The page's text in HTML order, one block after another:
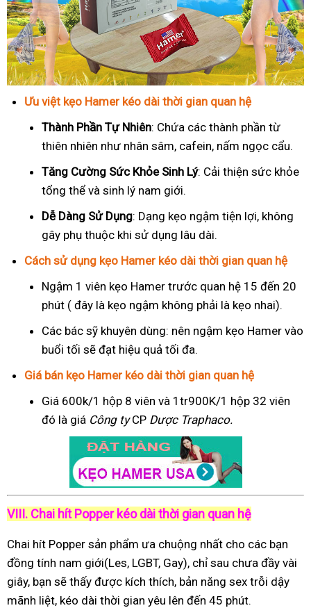
Ưu việt kẹo Hamer kéo dài thời gian quan hệ
Thành Phần Tự Nhiên: Chứa các thành phần từ
thiên nhiên như nhân sâm, cafein, nấm ngọc cẩu.
Tăng Cường Sức Khỏe Sinh Lý: Cải thiện sức khỏe
tổng thể và sinh lý nam giới.
Dễ Dàng Sử Dụng: Dạng kẹo ngậm tiện lợi, không
gây phụ thuộc khi sử dụng lâu dài.
Cách sử dụng kẹo Hamer kéo dài thời gian quan hệ
Ngậm 1 viên kẹo Hamer trước quan hệ 15 đến 20
phút ( đây là kẹo ngậm không phải là kẹo nhai).
Các bác sỹ khuyên dùng: nên ngậm kẹo Hamer vào
buổi tối sẽ đạt hiệu quả tối đa.
Giá bán kẹo Hamer kéo dài thời gian quan hệ
Giá 600k/1 hộp 8 viên và 1tr900K/1 hộp 32 viên
đó là giá Công tyCP Dược Traphaco.
VIII. Chai hít Popper kéo dài thời gian quan hệ
Chai hít Popper sản phẩm ưa chuộng nhất cho các bạn
đồng tính nam giới(Les, LGBT, Gay), chỉ sau chưa đầy vài
giây, bạn sẽ thấy được kích thích, bản năng sex trỗi dậy
mãnh liệt, kéo dài thời gian yêu lên đến 45 phút.